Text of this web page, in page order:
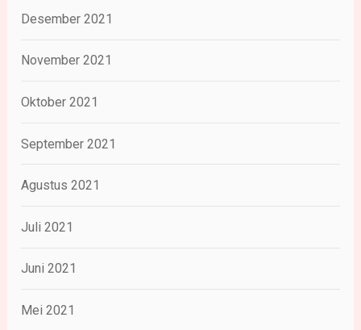
Desember 2021
November 2021
Oktober 2021
September 2021
Agustus 2021
Juli 2021
Juni 2021
Mei 2021